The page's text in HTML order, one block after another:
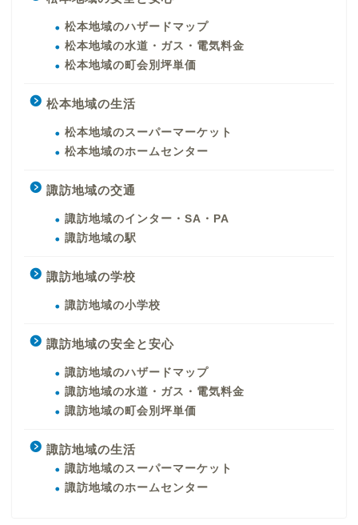
松本地域のハザードマップ
松本地域の水道・ガス・電気料金
松本地域の町会別坪単価
松本地域の生活
松本地域のスーパーマーケット
松本地域のホームセンター
諏訪地域の交通
諏訪地域のインター・SA・PA
諏訪地域の駅
諏訪地域の学校
諏訪地域の小学校
諏訪地域の安全と安心
諏訪地域のハザードマップ
諏訪地域の水道・ガス・電気料金
諏訪地域の町会別坪単価
諏訪地域の生活
諏訪地域のスーパーマーケット
諏訪地域のホームセンター